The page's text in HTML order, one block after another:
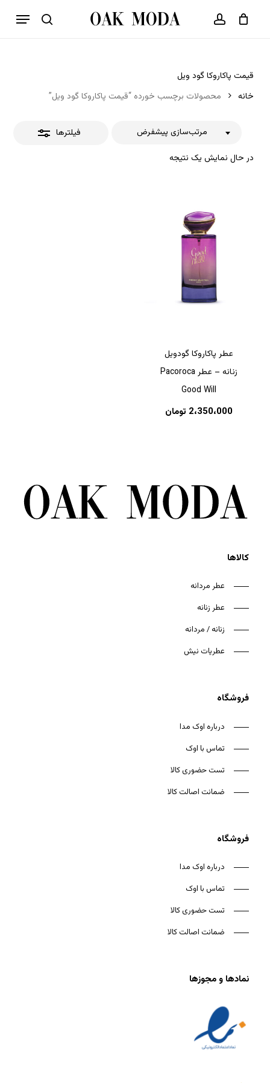
جستجو حساب کاربری
فهرست
سبد خرید بستن
قیمت پاکاروکا گود ویل
خانه
محصولات برچسب خورده “قیمت پاکاروکا گود ویل”
فیلترها
در حال نمایش یک نتیجه
مرتب‌سازی پیشفرض
بستن
عطر پاکاروکا گودویل
زنانه – عطر Pacoroca
Good Will
2،350،000 تومان
کالاها
عطر مردانه
عطر زنانه
زنانه / مردانه
عطریات نیش
فروشگاه
درباره اوک مدا
تماس با اوک
تست حضوری کالا
ضمانت اصالت کالا
فروشگاه
درباره اوک مدا
تماس با اوک
تست حضوری کالا
ضمانت اصالت کالا
نمادها و مجوزها